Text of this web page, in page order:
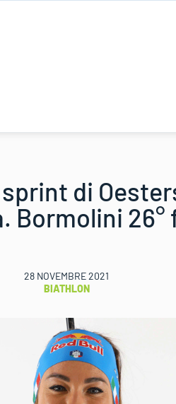
di
Bormolini
28 NOVEMBRE 2021
BIATHLON